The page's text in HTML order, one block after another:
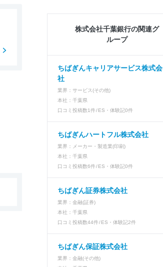
株式会社千葉銀行の関連グ
ループ
ちばぎんキャリアサービス株式会
社
業界： サービス(その他)
本社： 千葉県
口コミ投稿数1件 ES・体験記0件
ちばぎんハートフル株式会社
業界：
メーカー・製造業(印刷)
本社： 千葉県
口コミ投稿数6件 ES・体験記0件
ちばぎん証券株式会社
業界： 金融(証券)
本社： 千葉県
口コミ投稿数44件 ES・体験記2件
ちばぎん保証株式会社
業界： 金融(その他)